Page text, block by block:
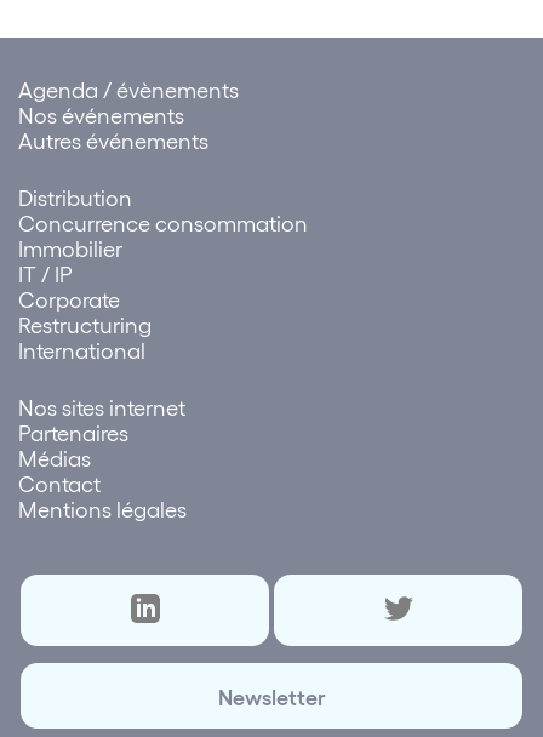
Cette solution influe sur…
Agenda / évènements
Nos événements
Autres événements
Distribution
Concurrence consommation
Immobilier
IT / IP
Corporate
Restructuring
International
Nos sites internet
Partenaires
Médias
Contact
Mentions légales
Newsletter